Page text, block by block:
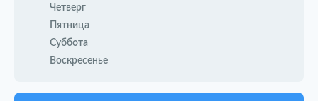
Четверг
Пятница
Суббота
Воскресенье